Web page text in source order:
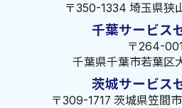
〒350-1334 埼玉県狭
千葉サービス
〒264-
千葉県千葉市若葉区
茨城サービス
〒309-1717 茨城県笠間